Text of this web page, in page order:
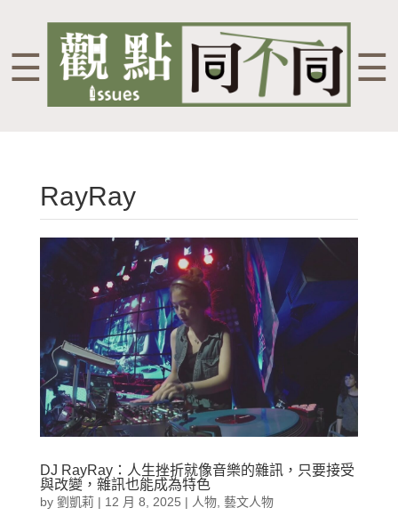
☰ ☰
RayRay
DJ RayRay：人生挫折就像音樂的雜訊，只要接受
與改變，雜訊也能成為特色
by 劉凱莉| 12 月 8, 2025 | 人物, 藝文人物